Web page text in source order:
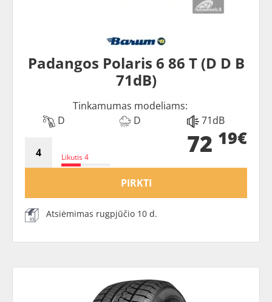
Padangos Polaris 6 86 T (D D B
71dB)
Tinkamumas modeliams:
D
D 71dB
Likutis 4 72 19€
PIRKTI
Atsiėmimas rugpjūčio 10 d.